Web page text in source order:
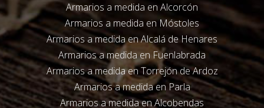
Armarios a medida en Alcorcón
Armarios a medida en Móstoles
Armarios a medida en Alcalá de Henares
Armarios a medida en Fuenlabrada
Armarios a medida en Torrejón de Ardoz
Armarios a medida en Parla
Armarios a medida en Alcobendas